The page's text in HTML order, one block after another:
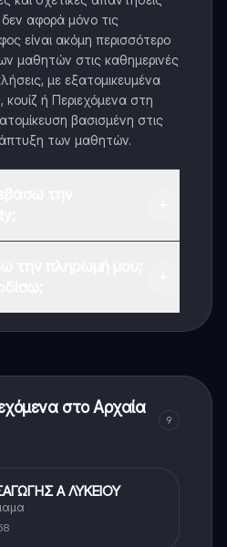
αφορά μόνο τις
είναι ακόμη περισσότερο
μαθητών στις καθημερινές
με εξατομικευμένα
ή Περιεχόμενα στη
βασισμένη στις
των μαθητών.
στο Αρχαία
9
Α ΛΥΚΕΙΟΥ